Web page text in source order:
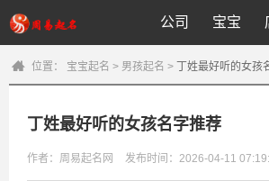
公司 宝宝
位置： 宝宝起名 > 男孩起名 > 丁姓最好听的女孩
丁姓最好听的女孩名字推荐
作者：周易起名网 发布时间：2026-04-11